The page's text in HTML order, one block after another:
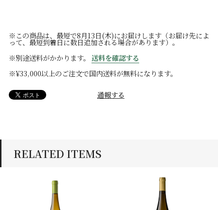
※この商品は、最短で8月13日(木)にお届けします（お届け先によ
って、最短到着日に数日追加される場合があります）。
※別途送料がかかります。 送料を確認する
※¥33,000以上のご注文で国内送料が無料になります。
通報する
RELATED ITEMS